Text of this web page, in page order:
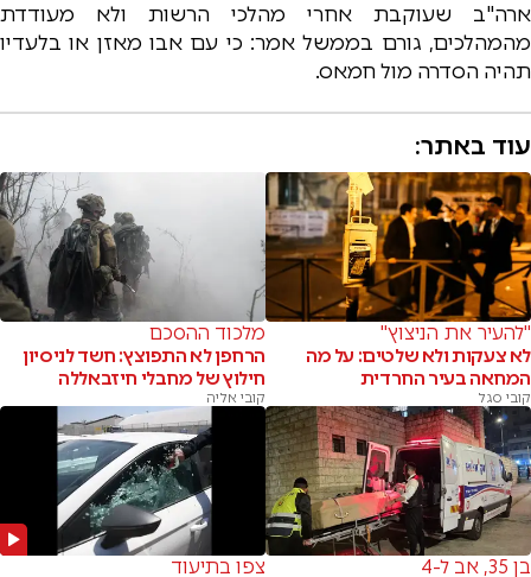
ארה"ב שעוקבת אחרי מהלכי הרשות ולא מעודדת
מהמהלכים, גורם בממשל אמר: כי עם אבו מאזן או בלעדיו
תהיה הסדרה מול חמאס.
עוד באתר:
"להעיר את הניצוץ"
לא צעקות ולא שלטים: על מה
המחאה בעיר החרדית
קובי סגל
מלכוד ההסכם
הרחפן לא התפוצץ: חשד לניסיון
חילוץ של מחבלי חיזבאללה
קובי אליה
בן 35, אב ל-4 צפו בתיעוד